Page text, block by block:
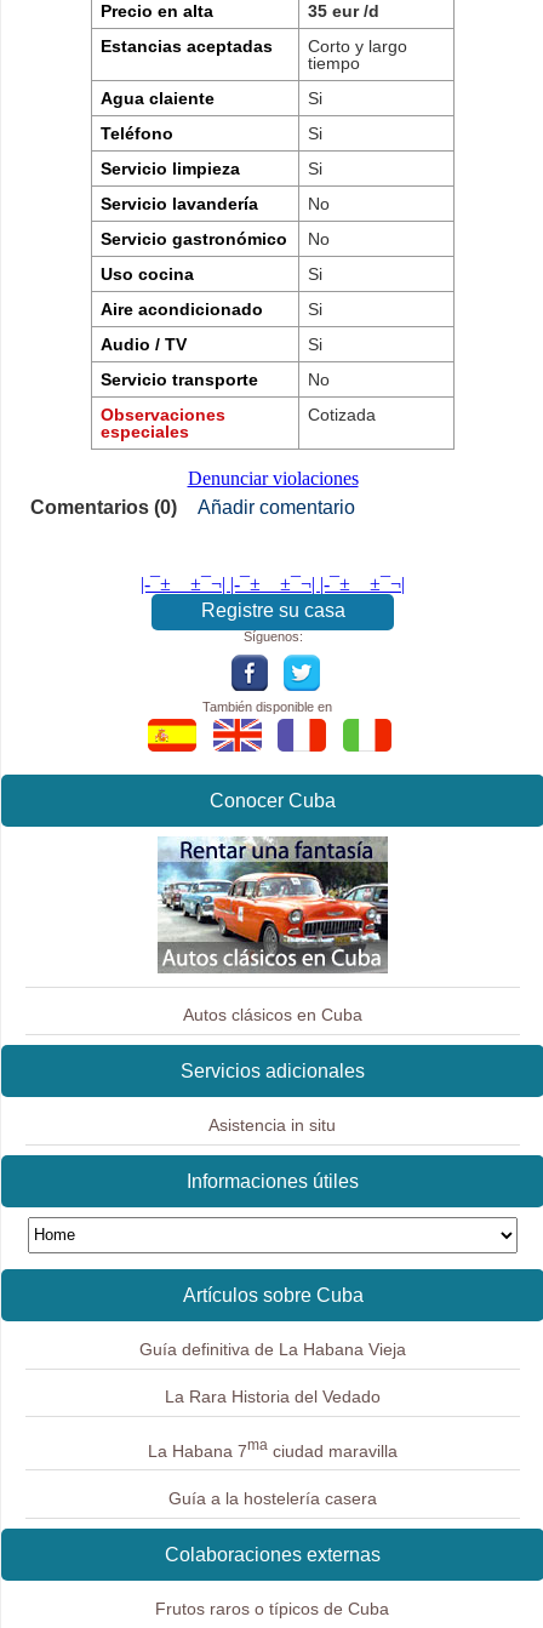
Precio en alta
35 eur /d
Estancias aceptadas
Corto y largo
tiempo
Agua claiente
Si
Teléfono
Si
Servicio limpieza
Si
Servicio lavandería
No
Servicio gastronómico
No
Uso cocina
Si
Aire acondicionado
Si
Audio / TV
Si
Servicio transporte
No
Observaciones
especiales
Cotizada
Denunciar violaciones
Comentarios (0)
Añadir comentario
|-¯±­__­±¯¬| |-¯±­__­±¯¬| |-¯±­__­±¯¬|
Registre su casa
Síguenos:
También disponible en
Conocer Cuba
Autos clásicos en Cuba
Servicios adicionales
Asistencia in situ
Informaciones útiles
Artículos sobre Cuba
Guía definitiva de La Habana Vieja
La Rara Historia del Vedado
La Habana 7maciudad maravilla
Guía a la hostelería casera
Colaboraciones externas
Frutos raros o típicos de Cuba